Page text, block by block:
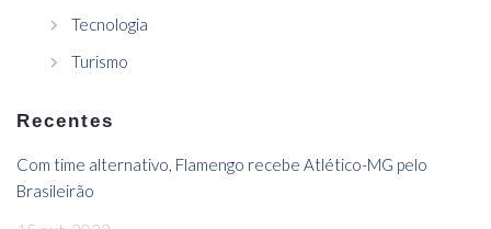
Tecnologia
Turismo
Recentes
Com time alternativo, Flamengo recebe Atlético-MG pelo
Brasileirão